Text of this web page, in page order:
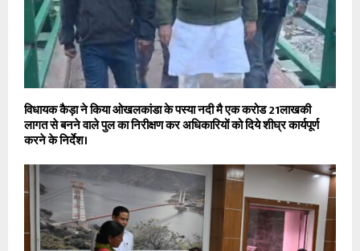
विधायक कैड़ा ने किया ओखलकांडा के पस्या नदी मै एक करोड 21लाखकी
लागत से बनने वाले पुल का निरीक्षण कर अधिकारियों को दिये शीघ्र कार्यपूर्ण
करने के निर्देश।